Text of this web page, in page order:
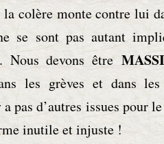
colère monte contre lui
se sont pas autant
Nous devons être
les grèves et dans les
pas d’autres issues pour
inutile et injuste !